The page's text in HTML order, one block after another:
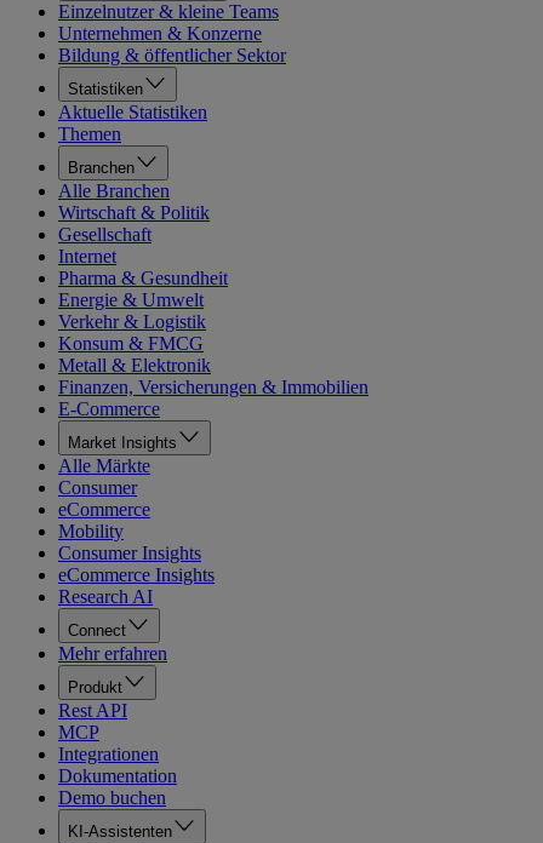
Einzelnutzer & kleine Teams
Unternehmen & Konzerne
Bildung & öffentlicher Sektor
Statistiken
Aktuelle Statistiken
Themen
Branchen
Alle Branchen
Wirtschaft & Politik
Gesellschaft
Internet
Pharma & Gesundheit
Energie & Umwelt
Verkehr & Logistik
Konsum & FMCG
Metall & Elektronik
Finanzen, Versicherungen & Immobilien
E-Commerce
Market Insights
Alle Märkte
Consumer
eCommerce
Mobility
Consumer Insights
eCommerce Insights
Research AI
Connect
Mehr erfahren
Produkt
Rest API
MCP
Integrationen
Dokumentation
Demo buchen
KI-Assistenten